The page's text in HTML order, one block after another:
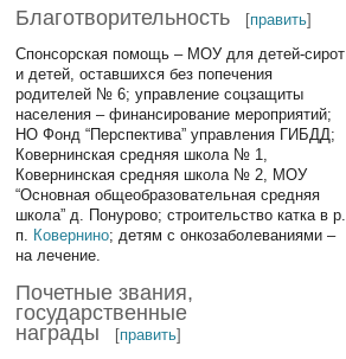
Благотворительность [править]
Спонсорская помощь – МОУ для детей-сирот
и детей, оставшихся без попечения
родителей № 6; управление соцзащиты
населения – финансирование мероприятий;
НО Фонд “Перспектива” управления ГИБДД;
Ковернинская средняя школа № 1,
Ковернинская средняя школа № 2, МОУ
“Основная общеобразовательная средняя
школа” д. Понурово; строительство катка в р.
п.
Ковернино; детям с онкозаболеваниями –
на лечение.
Почетные звания,
государственные
награды
[править]